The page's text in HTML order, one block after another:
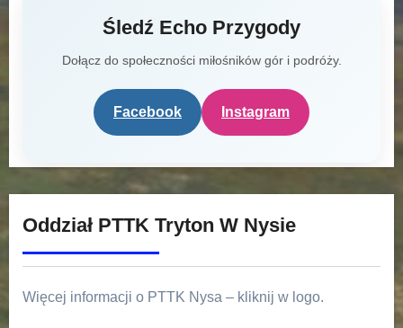
Śledź Echo Przygody
Dołącz do społeczności miłośników gór i podróży.
Facebook Instagram
Oddział PTTK Tryton W Nysie
Więcej informacji o PTTK Nysa – kliknij w logo.